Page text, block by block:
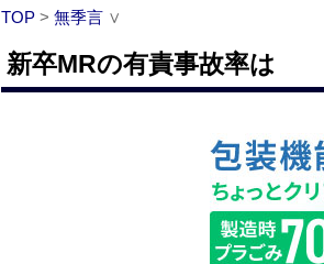
TOP > 無季言 ∨
新卒MRの有責事故率は